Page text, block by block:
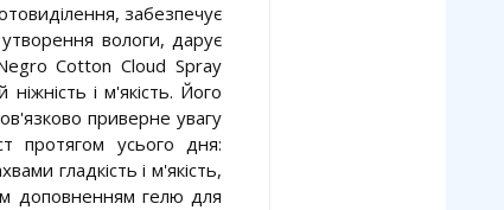
забезпечує
вологи, дарує
Cotton Cloud Spray
і м'якість. Його
приверне увагу
протягом усього дня:
гладкість і м'якість,
доповненням гелю для